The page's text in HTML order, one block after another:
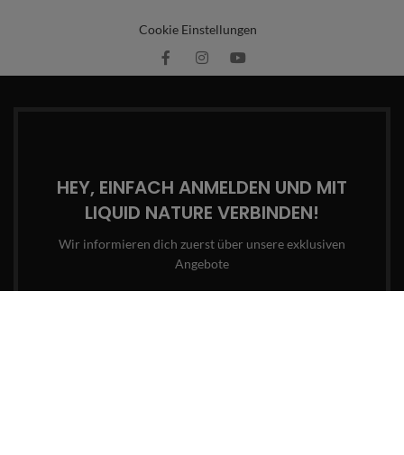
Cookie Einstellungen
HEY, EINFACH ANMELDEN UND MIT
LIQUID NATURE VERBINDEN!
Wir informieren dich zuerst über unsere exklusiven
Angebote